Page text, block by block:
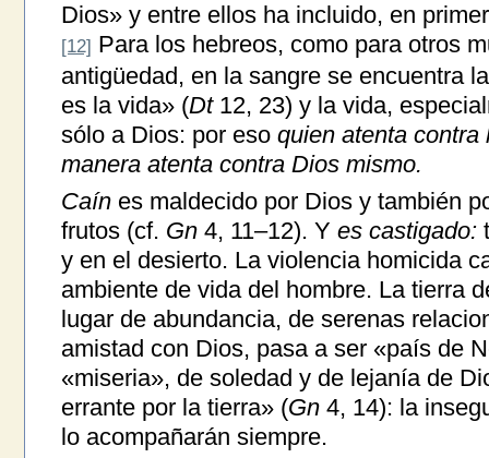
Dios» y entre ellos ha incluido, en
[12] Para los hebreos, como para otros
antigüedad, en la sangre se encuentra
es la vida» (Dt12, 23) y la vida,
sólo a Dios: por eso quien atenta contra
manera atenta contra Dios mismo.
Caínes maldecido por Dios y también
frutos (cf. Gn4, 11–12). Y es castigado:
y en el desierto. La violencia homicida
ambiente de vida del hombre. La tierra
lugar de abundancia, de serenas
amistad con Dios, pasa a ser «país de
«miseria», de soledad y de lejanía de
errante por la tierra» (Gn4, 14): la
lo acompañarán siempre.